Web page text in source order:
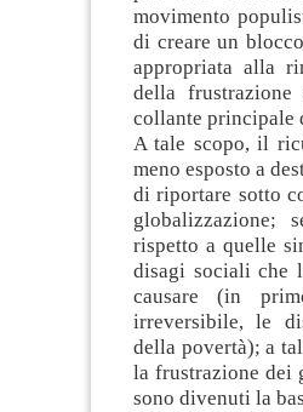
movimento
di creare un
appropriata alla
della
collante principale
A tale scopo, il
meno esposto a
di riportare sotto
globalizzazione;
rispetto a quelle
disagi sociali che
causare (in
irreversibile, le
della povertà); a
la frustrazione dei
sono divenuti la